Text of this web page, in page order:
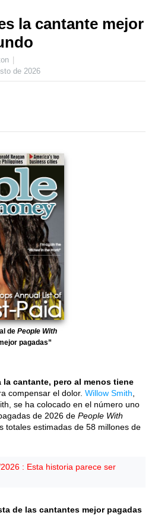
la cantante mejor
de 2026
de People With
pagadas”
cantante, pero al menos tiene
compensar el dolor. Willow Smith
se ha colocado en el número uno
de 2026 de People With
totales estimadas de 58 millones de
: Esta historia parece ser
de las cantantes mejor pagadas